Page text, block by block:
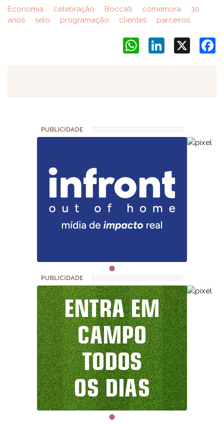
Economia celebração Boccati comemora
30
anos
selo programação clientes parceiros
LinkedIn
WhatsApp